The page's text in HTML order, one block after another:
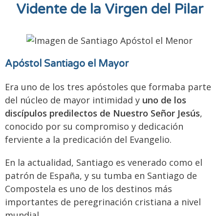
Vidente de la Virgen del Pilar
Apóstol Santiago el Mayor
Era uno de los tres apóstoles que formaba parte
del núcleo de mayor intimidad y uno de los
discípulos predilectos de Nuestro Señor Jesús,
conocido por su compromiso y dedicación
ferviente a la predicación del Evangelio.
En la actualidad, Santiago es venerado como el
patrón de España, y su tumba en Santiago de
Compostela es uno de los destinos más
importantes de peregrinación cristiana a nivel